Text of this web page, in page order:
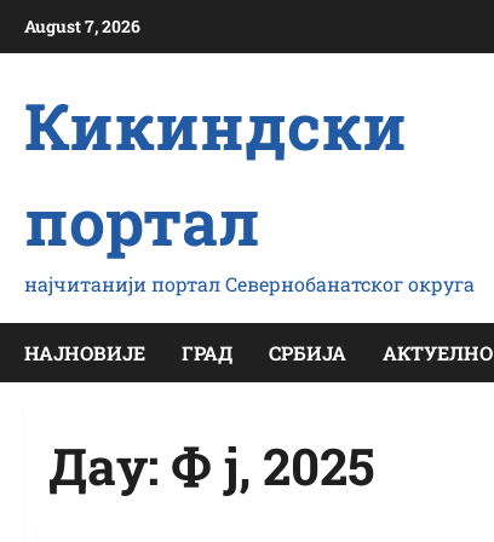
August 7, 2026
Кикиндски
портал
најчитанији портал Севернобанатског округа
НАЈНОВИЈЕ ГРАД СРБИЈА АКТУЕЛНО
Даy: Ф ј, 2025